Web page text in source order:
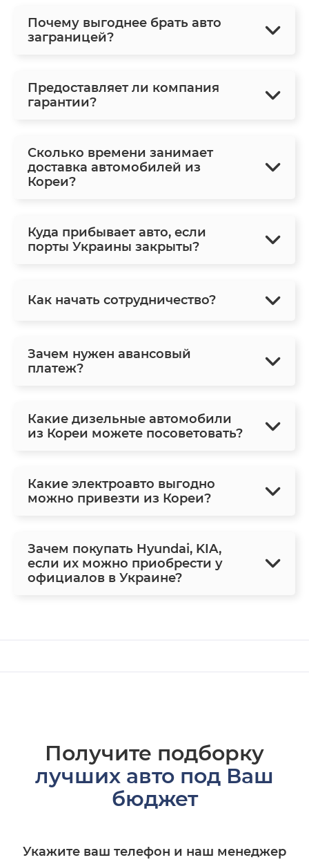
Почему выгоднее брать авто
заграницей?
Предоставляет ли компания
гарантии?
Сколько времени занимает
доставка автомобилей из
Кореи?
Куда прибывает авто, если
порты Украины закрыты?
Как начать сотрудничество?
Зачем нужен авансовый
платеж?
Какие дизельные автомобили
из Кореи можете посоветовать?
Какие электроавто выгодно
можно привезти из Кореи?
Зачем покупать Hyundai, KIA,
если их можно приобрести у
официалов в Украине?
Получите подборку
лучших авто под Ваш
бюджет
Укажите ваш телефон и наш менеджер